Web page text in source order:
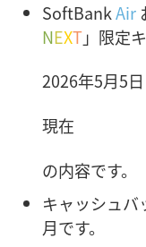
SoftBankAir
NEXT」限定
2026年5月5日
現在
の内容です。
キャッシュ
月です。